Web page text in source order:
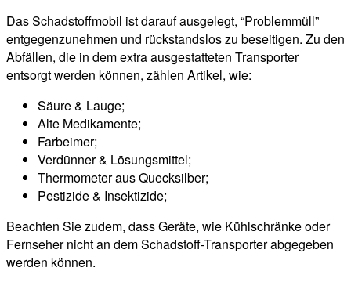
Das Schadstoffmobil ist darauf ausgelegt, “Problemmüll”
entgegenzunehmen und rückstandslos zu beseitigen. Zu den
Abfällen, die in dem extra ausgestatteten Transporter
entsorgt werden können, zählen Artikel, wie:
Säure & Lauge;
Alte Medikamente;
Farbeimer;
Verdünner & Lösungsmittel;
Thermometer aus Quecksilber;
Pestizide & Insektizide;
Beachten Sie zudem, dass Geräte, wie Kühlschränke oder
Fernseher nicht an dem Schadstoff-Transporter abgegeben
werden können.